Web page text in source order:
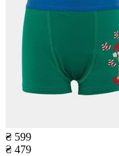
₴ 599
₴ 479